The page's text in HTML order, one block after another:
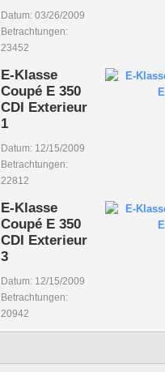
Datum: 03/26/2009
Betrachtungen:
23452
E-Klasse
Coupé E 350
CDI Exterieur
1
Datum: 12/15/2009
Betrachtungen:
22812
E-Klasse
Coupé E 350
CDI Exterieur
3
Datum: 12/15/2009
Betrachtungen:
20942